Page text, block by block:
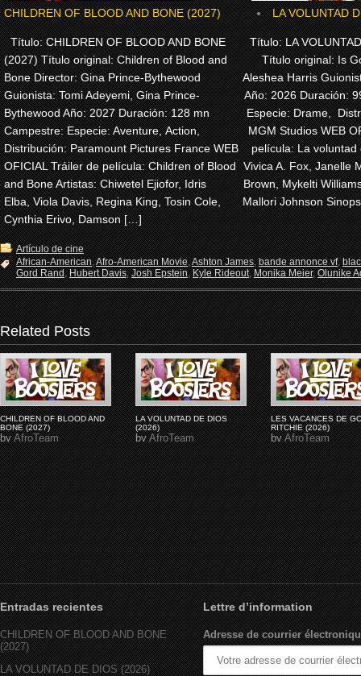
CHILDREN OF BLOOD AND BONE (2027)
Título: CHILDREN OF BLOOD AND BONE
(2027) Título original: Children of Blood and
Bone Director: Gina Prince-Bythewood
Guionista: Tomi Adeyemi, Gina Prince-
Bythewood Año: 2027 Duración: 128 mn
Campestre: Especie: Aventure, Action,
Distribución: Paramount Pictures France WEB
OFICIAL Tráiler de película: Children of Blood
and Bone Artistas: Chiwetel Ejiofor, Idris
Elba, Viola Davis, Regina King, Tosin Cole,
Cynthia Erivo, Damson […]
LA VOLUNTAD
Título: LA
Título original: Is
Aleshea Harris
Año: 2026 Duración:
Especie: Drame,
MGM Studios WEB
película: La voluntad
Vivica A. Fox, Janelle
Brown, Mykelti
Mallori Johnson
Artículo de cine
African-American,Afro-American Movie,Ashton James,bande annonce vf,
Gord Rand,Hubert Davis,Josh Epstein,Kyle Rideout,Monika Meier,Olunike
Related Posts
CHILDREN OF BLOOD AND
BONE (2027)
byAfroTeam
LA VOLUNTAD DE DIOS
(2026)
byAfroTeam
LES VACANCES DE
RITCHIE (2026)
byAfroTeam
Entradas recientes
CHILDREN OF BLOOD AND BONE
(2027)
LA VOLUNTAD DE DIOS (2026)
Lettre d’information
Adresse de courrier